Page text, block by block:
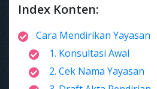
Index Konten:
Cara Mendirikan Yayasan
1. Konsultasi Awal
2. Cek Nama Yayasan